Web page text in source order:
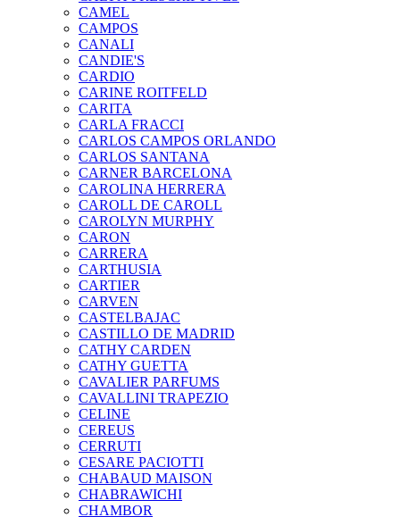
CAMEL
CAMPOS
CANALI
CANDIE'S
CARDIO
CARINE ROITFELD
CARITA
CARLA FRACCI
CARLOS CAMPOS ORLANDO
CARLOS SANTANA
CARNER BARCELONA
CAROLINA HERRERA
CAROLL DE CAROLL
CAROLYN MURPHY
CARON
CARRERA
CARTHUSIA
CARTIER
CARVEN
CASTELBAJAC
CASTILLO DE MADRID
CATHY CARDEN
CATHY GUETTA
CAVALIER PARFUMS
CAVALLINI TRAPEZIO
CELINE
CEREUS
CERRUTI
CESARE PACIOTTI
CHABAUD MAISON
CHABRAWICHI
CHAMBOR